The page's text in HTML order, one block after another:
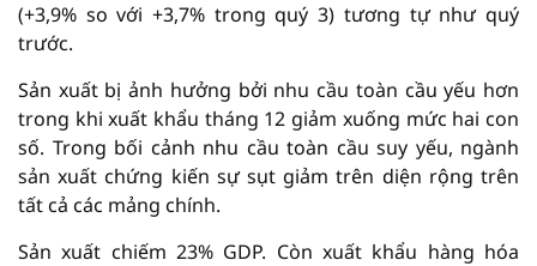
(+3,9% so với +3,7% trong quý 3) tương tự như quý
trước.
Sản xuất bị ảnh hưởng bởi nhu cầu toàn cầu yếu hơn
trong khi xuất khẩu tháng 12 giảm xuống mức hai con
số. Trong bối cảnh nhu cầu toàn cầu suy yếu, ngành
sản xuất chứng kiến sự sụt giảm trên diện rộng trên
tất cả các mảng chính.
Sản xuất chiếm 23% GDP. Còn xuất khẩu hàng hóa